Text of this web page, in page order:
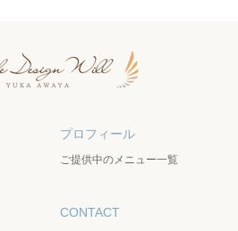
プロフィール
ご提供中のメニュー一覧
CONTACT